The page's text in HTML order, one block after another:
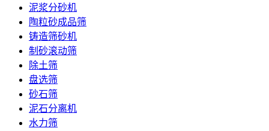
泥浆分砂机
陶粒砂成品筛
铸造筛砂机
制砂滚动筛
除土筛
盘选筛
砂石筛
泥石分离机
水力筛